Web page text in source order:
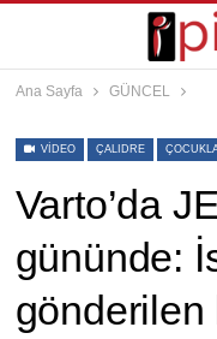
Ana Sayfa GÜNCEL
VIDEO ÇALIDRE
Varto’da
gününde:
gönderilen